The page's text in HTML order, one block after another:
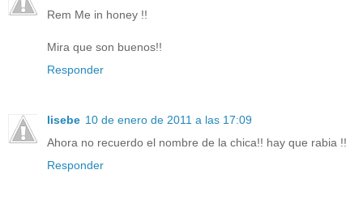
Rem Me in honey !!
Mira que son buenos!!
Responder
lisebe 10 de enero de 2011 a las 17:09
Ahora no recuerdo el nombre de la chica!! hay que rabia !!
Responder